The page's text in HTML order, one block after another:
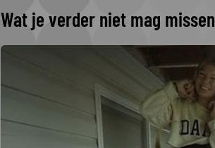
Wat je verder niet mag missen